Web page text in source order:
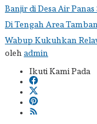
Banjir di Desa Air
Di Tengah Area
Wabup Kukuhkan
oleh admin
Ikuti Kami Pada